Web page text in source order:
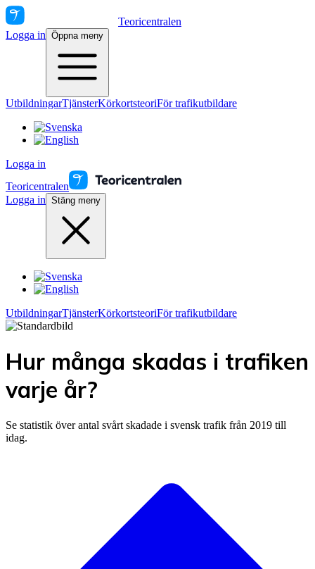
Teoricentralen
Logga in Öppna meny
UtbildningarTjänsterKörkortsteoriFör trafikutbildare
Logga in
Teoricentralen
Logga in Stäng meny
UtbildningarTjänsterKörkortsteoriFör trafikutbildare
Hur många skadas i trafiken
varje år?
Se statistik över antal svårt skadade i svensk trafik från 2019 till
idag.